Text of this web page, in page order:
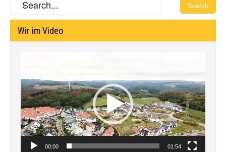
Wir im Video
00:00 01:54